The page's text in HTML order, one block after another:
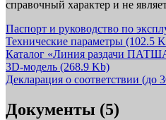
справочный характер и не
Паспорт и руководство по
Технические параметры (102.5
Каталог «Линия раздачи
3D-модель (268.9 Kb)
Декларация о соответствии (до
Документы (5)